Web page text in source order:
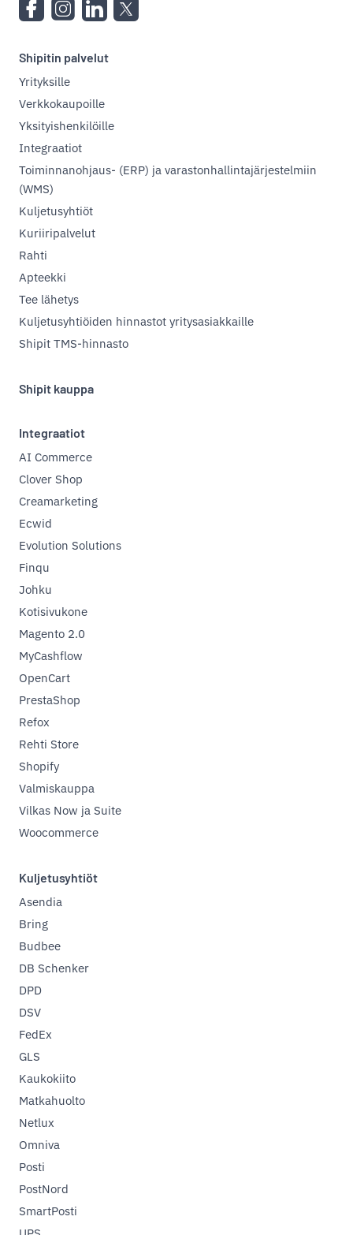
Shipitin palvelut
Yrityksille
Verkkokaupoille
Yksityishenkilöille
Integraatiot
Toiminnanohjaus- (ERP) ja varastonhallintajärjestelmiin
(WMS)
Kuljetusyhtiöt
Kuriiripalvelut
Rahti
Apteekki
Tee lähetys
Kuljetusyhtiöiden hinnastot yritysasiakkaille
Shipit TMS-hinnasto
Shipit kauppa
Integraatiot
AI Commerce
Clover Shop
Creamarketing
Ecwid
Evolution Solutions
Finqu
Johku
Kotisivukone
Magento 2.0
MyCashflow
OpenCart
PrestaShop
Refox
Rehti Store
Shopify
Valmiskauppa
Vilkas Now ja Suite
Woocommerce
Kuljetusyhtiöt
Asendia
Bring
Budbee
DB Schenker
DPD
DSV
FedEx
GLS
Kaukokiito
Matkahuolto
Netlux
Omniva
Posti
PostNord
SmartPosti